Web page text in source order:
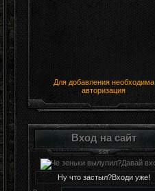
Для добавления необходима
авторизация
Вход на сайт
Ну что застыл?Входи уже!